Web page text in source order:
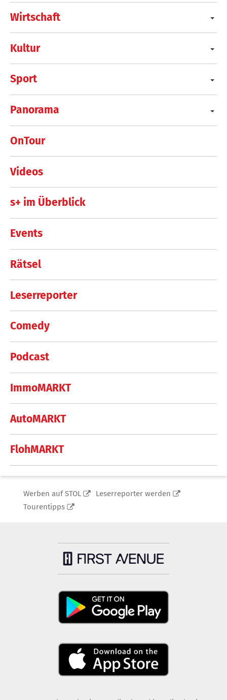
Wirtschaft
Kultur
Sport
Panorama
OnTour
Videos
s+ im Überblick
Events
Rätsel
Leserreporter
Comedy
Podcast
ImmoMARKT
AutoMARKT
FlohMARKT
Werben auf STOL
Leserreporter werden
Tourentipps